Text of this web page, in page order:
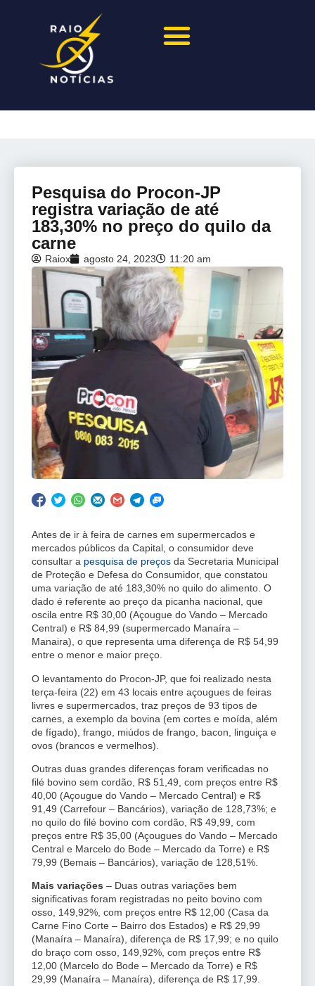
Pesquisa do Procon-JP
registra variação de até
183,30% no preço do quilo da
carne
Raiox agosto 24, 2023 11:20 am
Antes de ir à feira de carnes em supermercados e
mercados públicos da Capital, o consumidor deve
consultar a pesquisa de preços da Secretaria Municipal
de Proteção e Defesa do Consumidor, que constatou
uma variação de até 183,30% no quilo do alimento. O
dado é referente ao preço da picanha nacional, que
oscila entre R$ 30,00 (Açougue do Vando – Mercado
Central) e R$ 84,99 (supermercado Manaíra –
Manaira), o que representa uma diferença de R$ 54,99
entre o menor e maior preço.
O levantamento do Procon-JP, que foi realizado nesta
terça-feira (22) em 43 locais entre açougues de feiras
livres e supermercados, traz preços de 93 tipos de
carnes, a exemplo da bovina (em cortes e moída, além
de fígado), frango, miúdos de frango, bacon, linguiça e
ovos (brancos e vermelhos).
Outras duas grandes diferenças foram verificadas no
filé bovino sem cordão, R$ 51,49, com preços entre R$
40,00 (Açougue do Vando – Mercado Central) e R$
91,49 (Carrefour – Bancários), variação de 128,73%; e
no quilo do filé bovino com cordão, R$ 49,99, com
preços entre R$ 35,00 (Açougues do Vando – Mercado
Central e Marcelo do Bode – Mercado da Torre) e R$
79,99 (Bemais – Bancários), variação de 128,51%.
Mais variações – Duas outras variações bem
significativas foram registradas no peito bovino com
osso, 149,92%, com preços entre R$ 12,00 (Casa da
Carne Fino Corte – Bairro dos Estados) e R$ 29,99
(Manaíra – Manaíra), diferença de R$ 17,99; e no quilo
do braço com osso, 149,92%, com preços entre R$
12,00 (Marcelo do Bode – Mercado da Torre) e R$
29,99 (Manaíra – Manaíra), diferença de R$ 17,99.